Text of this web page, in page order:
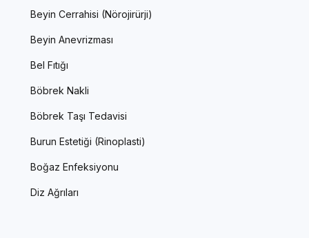
Beyin Cerrahisi (Nörojirürji)
Beyin Anevrizması
Bel Fıtığı
Böbrek Nakli
Böbrek Taşı Tedavisi
Burun Estetiği (Rinoplasti)
Boğaz Enfeksiyonu
Diz Ağrıları